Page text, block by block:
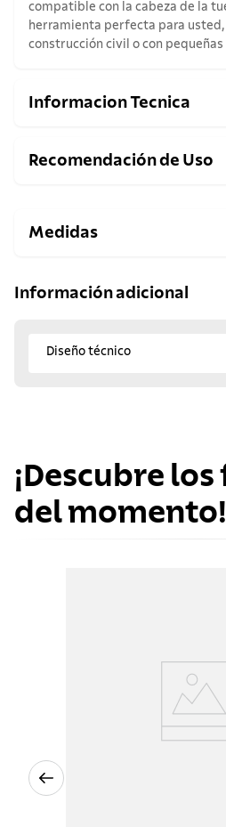
compatible con la cabeza de la
herramienta perfecta para
construcción civil o con
Informacion Tecnica
Recomendación de Uso
Medidas
Información adicional
Diseño técnico
¡Descubre
del momento!